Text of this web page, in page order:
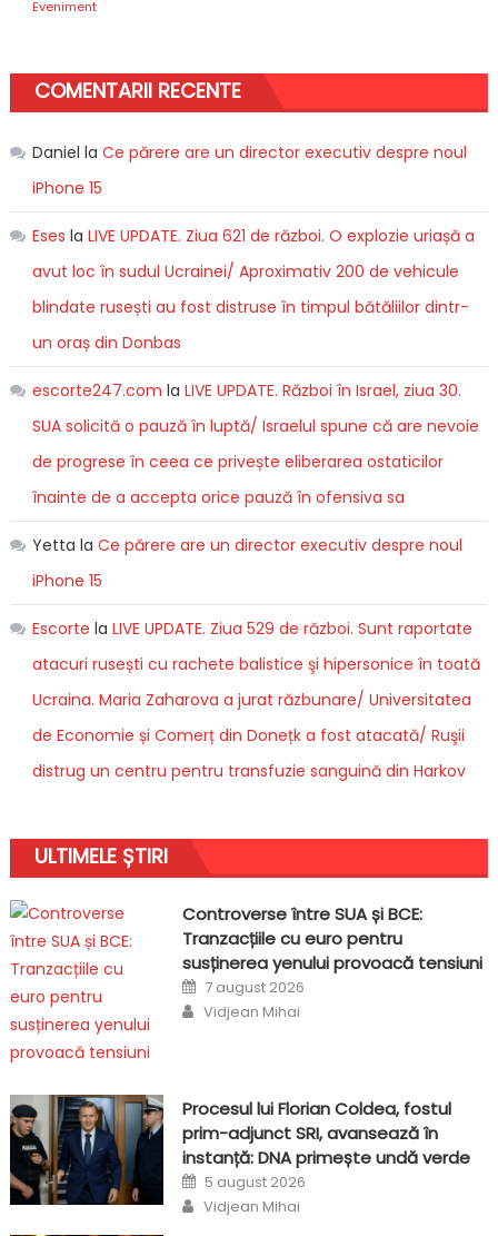
Eveniment
COMENTARII RECENTE
Daniel la Ce părere are un director executiv despre noul
iPhone 15
Eses la LIVE UPDATE. Ziua 621 de război. O explozie uriașă a
avut loc în sudul Ucrainei/ Aproximativ 200 de vehicule
blindate rusești au fost distruse în timpul bătăliilor dintr-
un oraș din Donbas
escorte247.com la LIVE UPDATE. Război în Israel, ziua 30.
SUA solicită o pauză în luptă/ Israelul spune că are nevoie
de progrese în ceea ce privește eliberarea ostaticilor
înainte de a accepta orice pauză în ofensiva sa
Yetta la Ce părere are un director executiv despre noul
iPhone 15
Escorte la LIVE UPDATE. Ziua 529 de război. Sunt raportate
atacuri rusești cu rachete balistice şi hipersonice în toată
Ucraina. Maria Zaharova a jurat răzbunare/ Universitatea
de Economie și Comerț din Donețk a fost atacată/ Ruşii
distrug un centru pentru transfuzie sanguină din Harkov
ULTIMELE ȘTIRI
Controverse între SUA și BCE:
Tranzacțiile cu euro pentru
susținerea yenului provoacă tensiuni
Posted
on
7 august 2026
Author
Vidjean Mihai
Procesul lui Florian Coldea, fostul
prim-adjunct SRI, avansează în
instanță: DNA primește undă verde
Posted
on
5 august 2026
Author
Vidjean Mihai